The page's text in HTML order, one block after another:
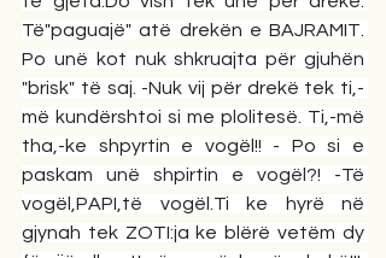
Të"paguajë" atë drekën e BAJRAMIT.
Po unë kot nuk shkruajta për gjuhën
"brisk" të saj. -Nuk vij për drekë tek ti,-
më kundërshtoi si me plolitesë. Ti,-më
tha,-ke shpyrtin e vogël!! - Po si e
paskam unë shpirtin e vogël?! -Të
vogël,PAPI,të vogël.Ti ke hyrë në
gjynah tek ZOTI:ja ke blërë vetëm dy